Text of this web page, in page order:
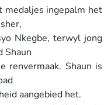
medaljes ingepalm het
Nkegbe, terwyl jong
Shaun
renvermaak. Shaun is
aangebied het.